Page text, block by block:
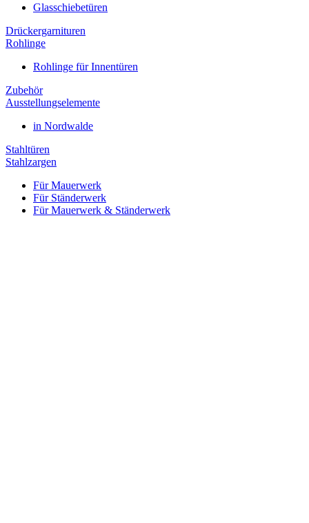
Glasschiebetüren
Drückergarnituren
Rohlinge
Rohlinge für Innentüren
Zubehör
Ausstellungselemente
in Nordwalde
Stahltüren
Stahlzargen
Für Mauerwerk
Für Ständerwerk
Für Mauerwerk & Ständerwerk